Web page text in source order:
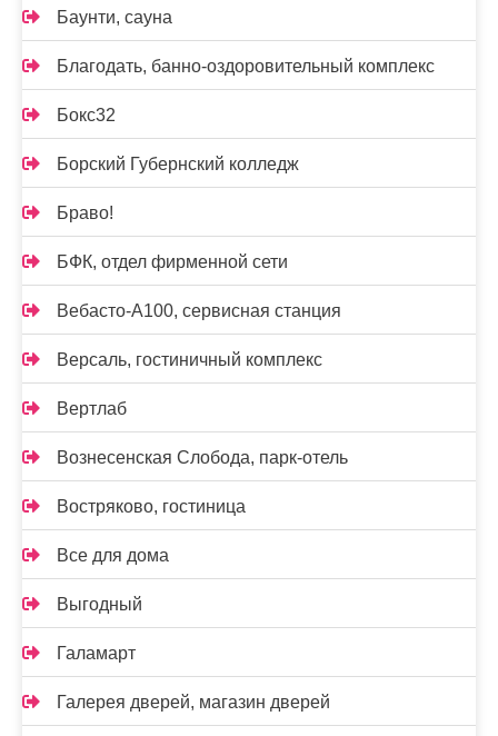
Баунти, сауна
Благодать, банно-оздоровительный комплекс
Бокс32
Борский Губернский колледж
Браво!
БФК, отдел фирменной сети
Вебасто-А100, сервисная станция
Версаль, гостиничный комплекс
Вертлаб
Вознесенская Слобода, парк-отель
Востряково, гостиница
Все для дома
Выгодный
Галамарт
Галерея дверей, магазин дверей